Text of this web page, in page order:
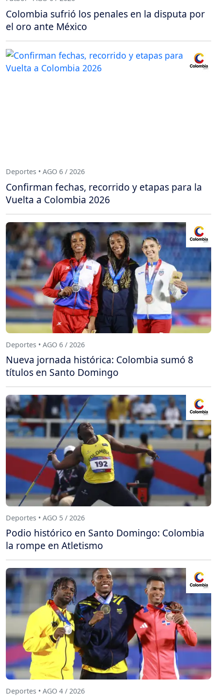
Colombia sufrió los penales en la disputa por
el oro ante México
Deportes • AGO 6 / 2026
Confirman fechas, recorrido y etapas para la
Vuelta a Colombia 2026
Deportes • AGO 6 / 2026
Nueva jornada histórica: Colombia sumó 8
títulos en Santo Domingo
Deportes • AGO 5 / 2026
Podio histórico en Santo Domingo: Colombia
la rompe en Atletismo
Deportes • AGO 4 / 2026